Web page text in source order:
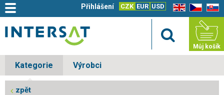
EN CZ SK
CZK EUR USD
Přihlášení
Můj košík
Kategorie Výrobci
zpět